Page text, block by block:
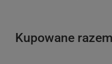
Kupowane razem